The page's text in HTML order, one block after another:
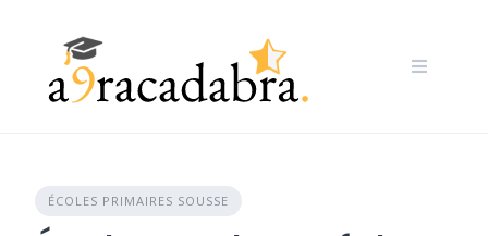
ÉCOLES PRIMAIRES SOUSSE